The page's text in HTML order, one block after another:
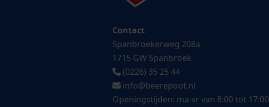
Contact
Spanbroekerweg 208a
1715 GW Spanbroek
(0226) 35 25 44
info@beerepoot.nl
Openingstijden: ma-vr van 8:00 tot 17:00